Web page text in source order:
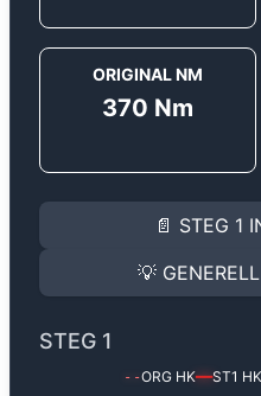
ORIGINAL NM
370 Nm
📄 STEG 1
INFORMATION
Steg 1
Effekten ökar från245
(+55 hk & +70 Nm).
Ger mer effekt, högre
Steg 1
💡
✅ All mjukvara är
✅ Felsökning inann
STEG 1
--ORG HK━━ST1 HK